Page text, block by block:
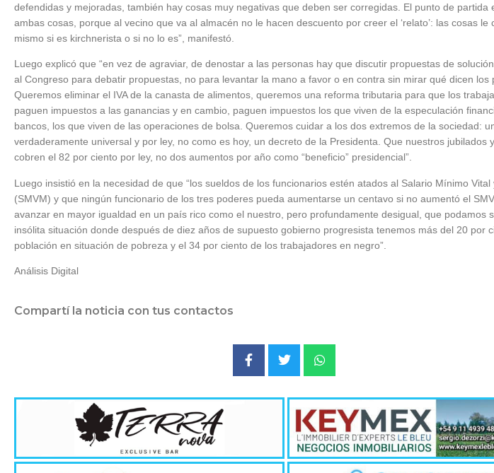
defendidas y mejoradas, también hay cosas muy negativas que deben ser corregidas. El punto de partida
ambas cosas, porque al vecino que va al almacén no le hacen descuento por creer el ‘relato’: las cosas le
mismo si es kirchnerista o si no lo es”, manifestó.
Luego explicó que “en vez de agraviar, de denostar a las personas hay que discutir propuestas de
al Congreso para debatir propuestas, no para levantar la mano a favor o en contra sin mirar qué dicen los
Queremos eliminar el IVA de la canasta de alimentos, queremos una reforma tributaria para que los
paguen impuestos a las ganancias y en cambio, paguen impuestos los que viven de la especulación
bancos, los que viven de las operaciones de bolsa. Queremos cuidar a los dos extremos de la sociedad:
verdaderamente universal y por ley, no como es hoy, un decreto de la Presidenta. Que nuestros jubilados
cobren el 82 por ciento por ley, no dos aumentos por año como “beneficio” presidencial”.
Luego insistió en la necesidad de que “los sueldos de los funcionarios estén atados al Salario Mínimo Vital
(SMVM) y que ningún funcionario de los tres poderes pueda aumentarse un centavo si no aumentó el
avanzar en mayor igualdad en un país rico como el nuestro, pero profundamente desigual, que podamos
insólita situación donde después de diez años de supuesto gobierno progresista tenemos más del 20 por
población en situación de pobreza y el 34 por ciento de los trabajadores en negro”.
Análisis Digital
Compartí la noticia con tus contactos